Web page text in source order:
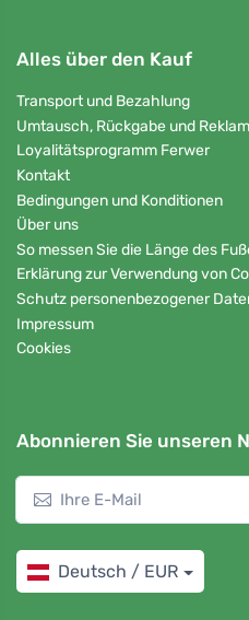
Alles über den Kauf
Transport und Bezahlung
Umtausch, Rückgabe und
Loyalitätsprogramm Ferwer
Kontakt
Bedingungen und Konditionen
Über uns
So messen Sie die Länge des
Erklärung zur Verwendung von
Schutz personenbezogener
Impressum
Cookies
Abonnieren Sie unseren
Deutsch / EUR